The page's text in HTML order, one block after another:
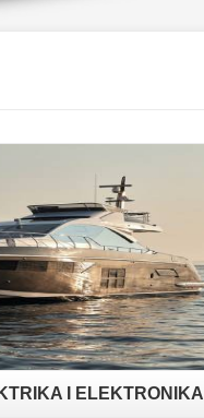
I ELEKTRONIKA